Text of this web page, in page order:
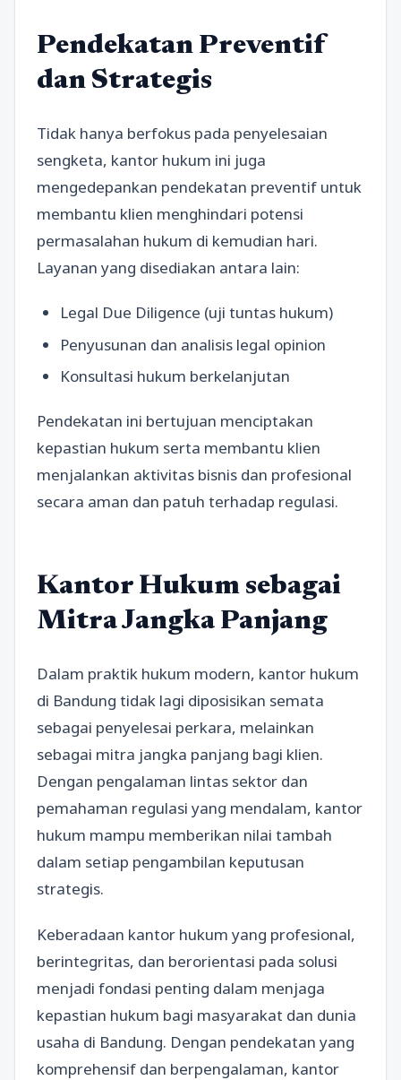
Pendekatan Preventif
dan Strategis
Tidak hanya berfokus pada penyelesaian
sengketa, kantor hukum ini juga
mengedepankan pendekatan preventif untuk
membantu klien menghindari potensi
permasalahan hukum di kemudian hari.
Layanan yang disediakan antara lain:
Legal Due Diligence (uji tuntas hukum)
Penyusunan dan analisis legal opinion
Konsultasi hukum berkelanjutan
Pendekatan ini bertujuan menciptakan
kepastian hukum serta membantu klien
menjalankan aktivitas bisnis dan profesional
secara aman dan patuh terhadap regulasi.
Kantor Hukum sebagai
Mitra Jangka Panjang
Dalam praktik hukum modern, kantor hukum
di Bandung tidak lagi diposisikan semata
sebagai penyelesai perkara, melainkan
sebagai mitra jangka panjang bagi klien.
Dengan pengalaman lintas sektor dan
pemahaman regulasi yang mendalam, kantor
hukum mampu memberikan nilai tambah
dalam setiap pengambilan keputusan
strategis.
Keberadaan kantor hukum yang profesional,
berintegritas, dan berorientasi pada solusi
menjadi fondasi penting dalam menjaga
kepastian hukum bagi masyarakat dan dunia
usaha di Bandung. Dengan pendekatan yang
komprehensif dan berpengalaman, kantor